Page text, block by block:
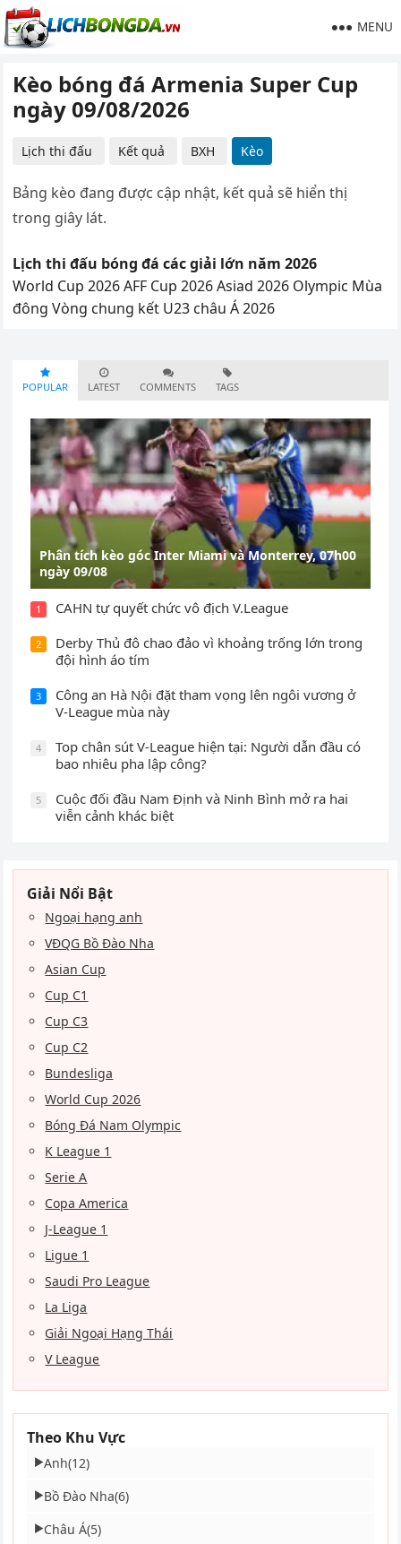
MENU
Kèo bóng đá Armenia Super Cup
ngày 09/08/2026
Lịch thi đấu Kết quả BXH Kèo
Bảng kèo đang được cập nhật, kết quả sẽ hiển thị
trong giây lát.
Lịch thi đấu bóng đá các giải lớn năm 2026
World Cup 2026 AFF Cup 2026 Asiad 2026 Olympic Mùa
đông Vòng chung kết U23 châu Á 2026
POPULAR LATEST COMMENTS TAGS
Phân tích kèo góc Inter Miami và Monterrey, 07h00
ngày 09/08
1 CAHN tự quyết chức vô địch V.League
2
Derby Thủ đô chao đảo vì khoảng trống lớn trong
đội hình áo tím
3
Công an Hà Nội đặt tham vọng lên ngôi vương ở
V-League mùa này
4
Top chân sút V-League hiện tại: Người dẫn đầu có
bao nhiêu pha lập công?
5
Cuộc đối đầu Nam Định và Ninh Bình mở ra hai
viễn cảnh khác biệt
Giải Nổi Bật
Ngoại hạng anh
VĐQG Bồ Đào Nha
Asian Cup
Cup C1
Cup C3
Cup C2
Bundesliga
World Cup 2026
Bóng Đá Nam Olympic
K League 1
Serie A
Copa America
J-League 1
Ligue 1
Saudi Pro League
La Liga
Giải Ngoại Hạng Thái
V League
Theo Khu Vực
▶Anh(12)
▶Bồ Đào Nha(6)
▶Châu Á(5)